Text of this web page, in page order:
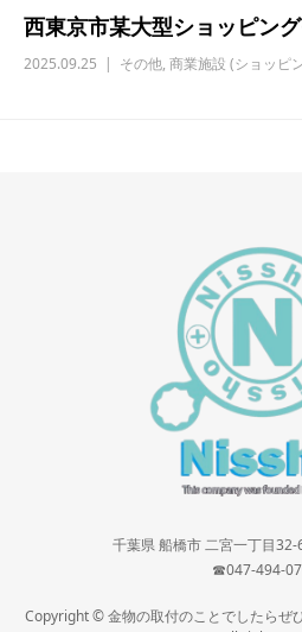
西東京市某大型ショッピン
2025.09.25 その他, 商業施設 (ショッピ
千葉県 船橋市 二宮一丁目
☎047-494-
Copyright © 金物の取付のことでしたらぜ